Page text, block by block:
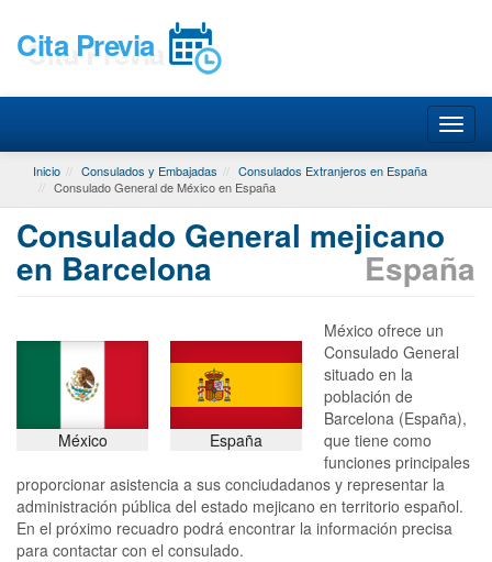
Cita Previa
Inicio Consulados y Embajadas
Consulados Extranjeros en España
Consulado General de México en España
Consulado General mejicano
en Barcelona España
México España
México ofrece un
Consulado General
situado en la
población de
Barcelona (España),
que tiene como
funciones principales
proporcionar asistencia a sus conciudadanos y representar la
administración pública del estado mejicano en territorio español.
En el próximo recuadro podrá encontrar la información precisa
para contactar con el consulado.